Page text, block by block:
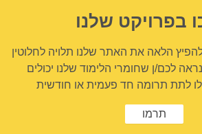
בפרויקט שלנו
הלאה את האתר שלנו תלויה לחלוטין
לכם/ן שחומרי הלימוד שלנו יכולים
לתת תרומה חד פעמית או חודשית
תרמו